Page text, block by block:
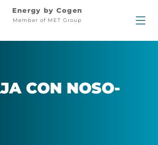
Energy by Cogen
Member of MET Group
CON NO­SO­